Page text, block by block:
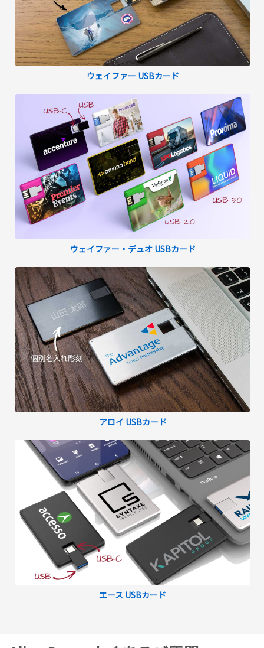
ウェイファー USBカード
ウェイファー・デュオ USBカード
アロイ USBカード
エース USBカード